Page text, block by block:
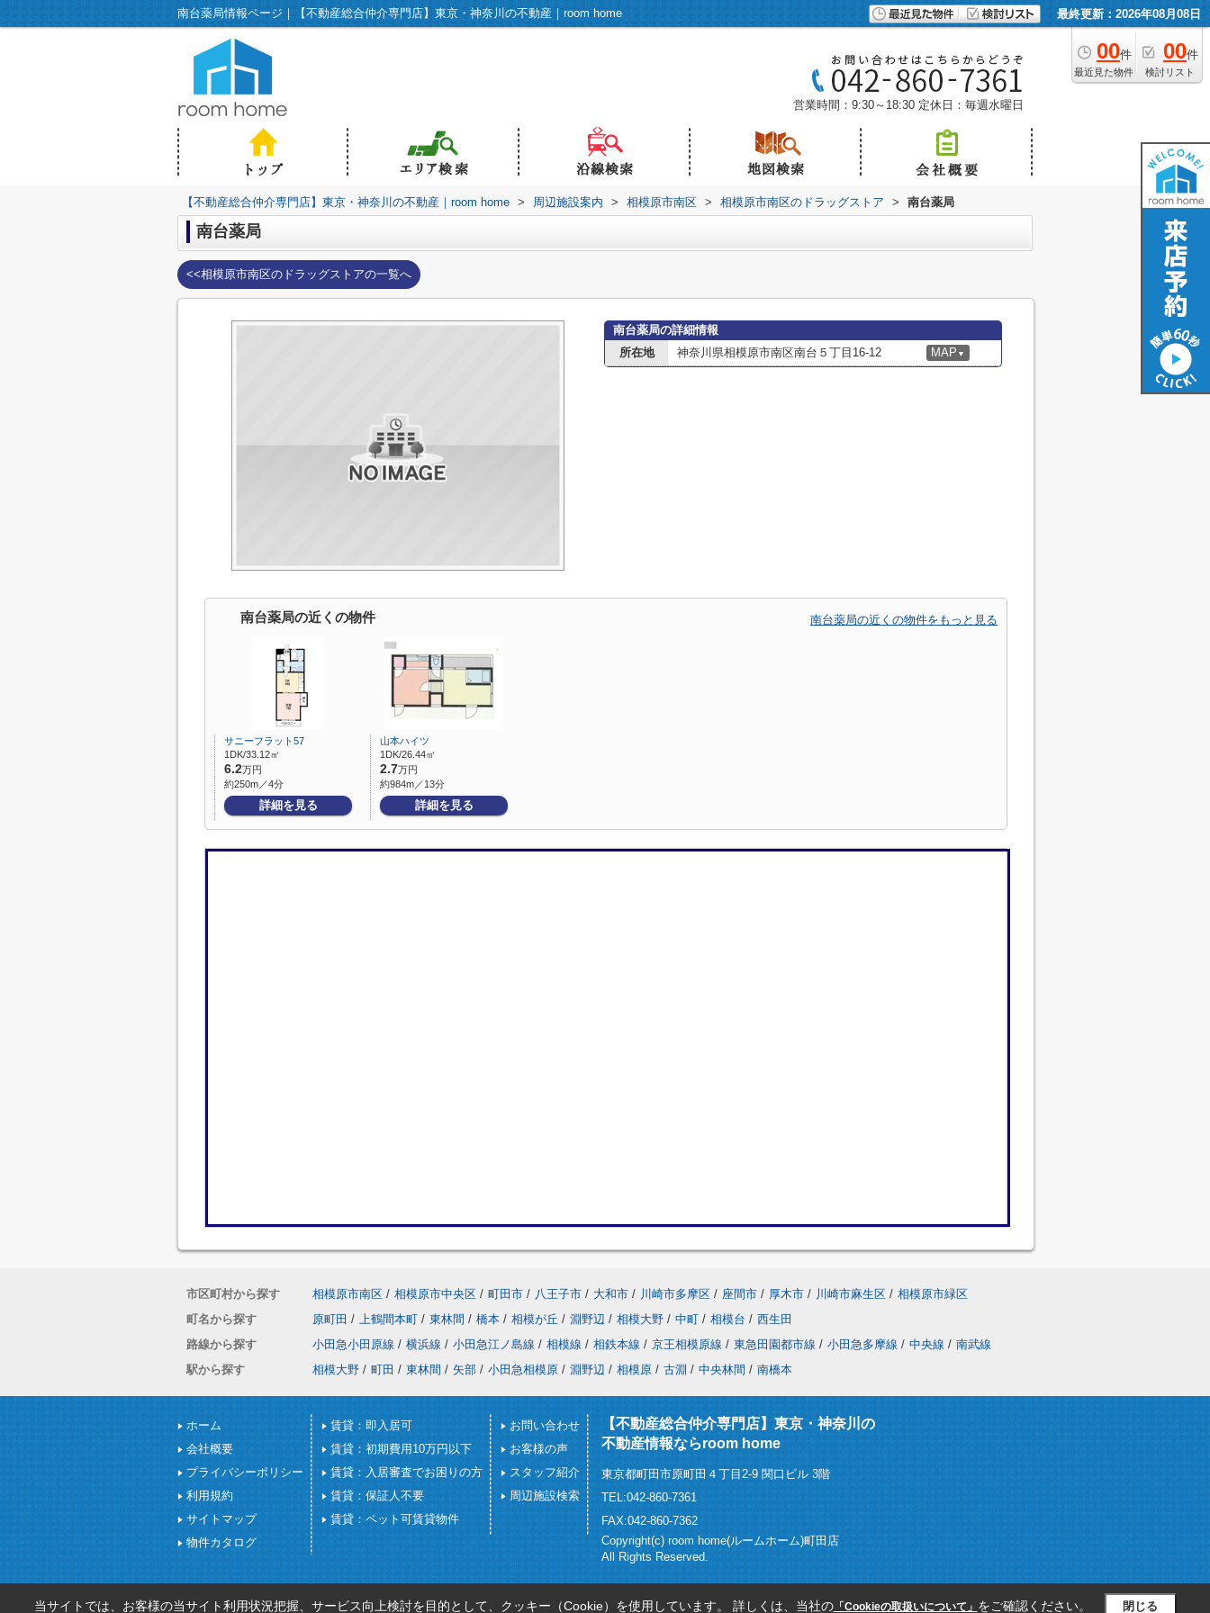
南台薬局情報ページ｜【不動産総合仲介専門店】東京・神奈川の不動産｜room home 最終更新：2026年08月08日
00件
最近見た物件
00件
検討リスト
営業時間：9:30～18:30 定休日：毎週水曜日
【不動産総合仲介専門店】東京・神奈川の不動産｜room home > 周辺施設案内 > 相模原市南区 > 相模原市南区のドラッグストア > 南台薬局
南台薬局
<<相模原市南区のドラッグストアの一覧へ
南台薬局の詳細情報
所在地
神奈川県相模原市南区南台５丁目16-12 MAP ▼
南台薬局の近くの物件 南台薬局の近くの物件をもっと見る
サニーフラット57
1DK/33.12㎡
6.2万円
約250m／4分
詳細を見る
山本ハイツ
1DK/26.44㎡
2.7万円
約984m／13分
詳細を見る
市区町村から探す 相模原市南区 / 相模原市中央区 / 町田市 / 八王子市 / 大和市 / 川崎市多摩区 / 座間市 / 厚木市 / 川崎市麻生区 / 相模原市緑区
町名から探す
原町田 / 上鶴間本町 / 東林間 / 橋本 / 相模が丘 / 淵野辺 / 相模大野 / 中町 / 相模台 / 西生田
路線から探す
小田急小田原線 / 横浜線 / 小田急江ノ島線 / 相模線 / 相鉄本線 / 京王相模原線 / 東急田園都市線 / 小田急多摩線 / 中央線 / 南武線
駅から探す
相模大野 / 町田 / 東林間 / 矢部 / 小田急相模原 / 淵野辺 / 相模原 / 古淵 / 中央林間 / 南橋本
ホーム
会社概要
プライバシーポリシー
利用規約
サイトマップ
物件カタログ
賃貸：即入居可
賃貸：初期費用10万円以下
賃貸：入居審査でお困りの方
賃貸：保証人不要
賃貸：ペット可賃貸物件
お問い合わせ
お客様の声
スタッフ紹介
周辺施設検索
【不動産総合仲介専門店】東京・神奈川の
不動産情報ならroom home
東京都町田市原町田４丁目2-9 関口ビル 3階
TEL:042-860-7361
FAX:042-860-7362
Copyright(c) room home(ルームホーム)町田店
All Rights Reserved.
当サイトでは、お客様の当サイト利用状況把握、サービス向上検討を目的として、クッキー（Cookie）を使用しています。 詳しくは、当社の「Cookieの取扱いについて」 をご確認ください。 閉じる